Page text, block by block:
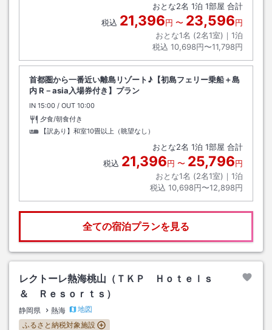
おとな2名 1泊 1部屋 合計
税込 21,396円 〜 23,596円
おとな1名 (2名1室)｜ 1泊
税込 10,698円〜11,798円
首都圏から一番近い離島リゾート♪【初島フェリー乗船＋島
内 R－asia入場券付き】プラン
IN チェックイン
15:00 / OUT チェックアウト
10:00
夕食/朝食付き
【訳あり】和室10畳以上（眺望なし）
おとな2名 1泊 1部屋 合計
税込 21,396円 〜 25,796円
おとな1名 (2名1室)｜ 1泊
税込 10,698円〜12,898円
全ての宿泊プランを見る
レクトーレ熱海桃山（ＴＫＰ Ｈｏｔｅｌｓ
＆ Ｒｅｓｏｒｔｓ）
静岡県 熱海
地図
ふるさと納税対象施設